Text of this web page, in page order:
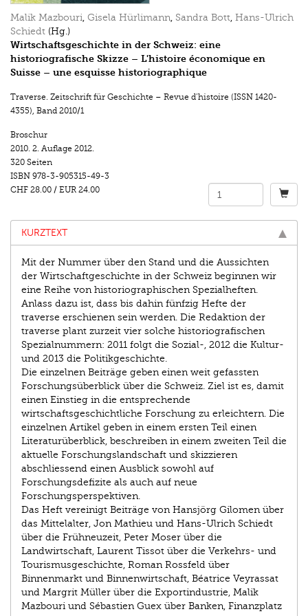
Malik Mazbouri, Gisela Hürlimann, Sandra Bott, Hans-Ulrich
Schiedt (Hg.)
Wirtschaftsgeschichte in der Schweiz: eine
historiografische Skizze – L'histoire économique en
Suisse – une esquisse historiographique
Traverse. Zeitschrift für Geschichte – Revue d’histoire (ISSN 1420-
4355), Band 2010/1
Broschur
2010. 2. Auflage 2012.
320 Seiten
ISBN 978-3-905315-49-3
CHF 28.00 / EUR 24.00
KURZTEXT
Mit der Nummer über den Stand und die Aussichten
der Wirtschaftgeschichte in der Schweiz beginnen wir
eine Reihe von historiographischen Spezialheften.
Anlass dazu ist, dass bis dahin fünfzig Hefte der
traverse erschienen sein werden. Die Redaktion der
traverse plant zurzeit vier solche historiografischen
Spezialnummern: 2011 folgt die Sozial-, 2012 die Kultur-
und 2013 die Politikgeschichte.
Die einzelnen Beiträge geben einen weit gefassten
Forschungsüberblick über die Schweiz. Ziel ist es, damit
einen Einstieg in die entsprechende
wirtschaftsgeschichtliche Forschung zu erleichtern. Die
einzelnen Artikel geben in einem ersten Teil einen
Literaturüberblick, beschreiben in einem zweiten Teil die
aktuelle Forschungslandschaft und skizzieren
abschliessend einen Ausblick sowohl auf
Forschungsdefizite als auch auf neue
Forschungsperspektiven.
Das Heft vereinigt Beiträge von Hansjörg Gilomen über
das Mittelalter, Jon Mathieu und Hans-Ulrich Schiedt
über die Frühneuzeit, Peter Moser über die
Landwirtschaft, Laurent Tissot über die Verkehrs- und
Tourismusgeschichte, Roman Rossfeld über
Binnenmarkt und Binnenwirtschaft, Béatrice Veyrassat
und Margrit Müller über die Exportindustrie, Malik
Mazbouri und Sébastien Guex über Banken, Finanzplatz